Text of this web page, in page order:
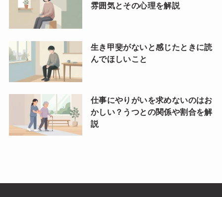
雰囲気とその心理を解説
生き甲斐がないと感じたときに読
んでほしいこと
仕事にやりがいを求めないのはお
かしい？うつとの関係や割合を解
説